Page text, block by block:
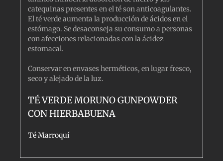
catequinas presentes en el té son anticoagulantes.
El té verde aumenta la producción de ácidos en el
estómago. Se desaconseja su consumo a personas
con afecciones relacionadas con la ácidez
estomacal.
Conservar en envases herméticos, en lugar fresco,
seco y alejado de la luz.
TÉ VERDE MORUNO GUNPOWDER
CON HIERBABUENA
Té Marroquí